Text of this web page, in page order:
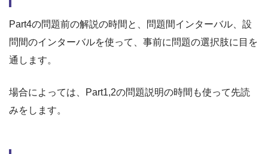
Part4の問題前の解説の時間と、問題間インターバル、設
問間のインターバルを使って、事前に問題の選択肢に目を
通します。
場合によっては、Part1,2の問題説明の時間も使って先読
みをします。